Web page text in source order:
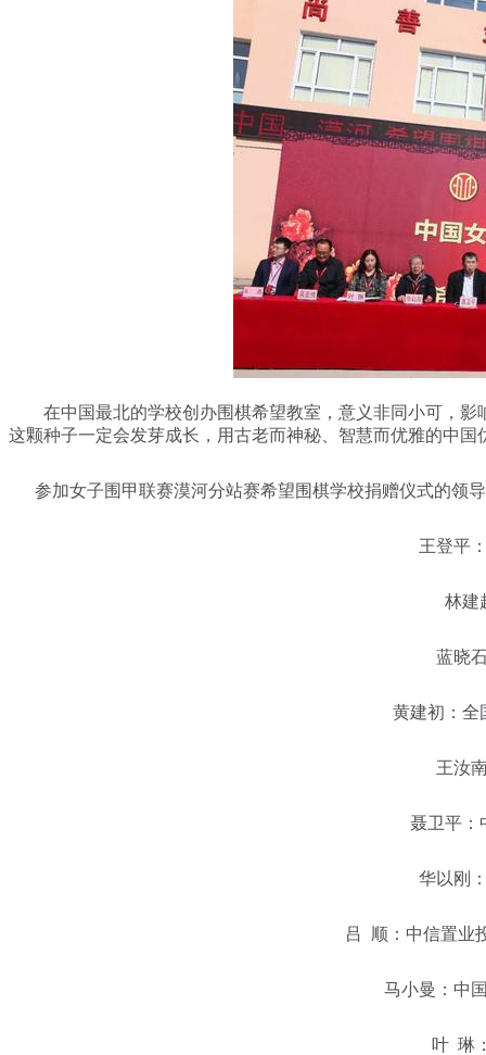
在中国最北的学校创办围棋希望教室，意义非同小可，影
这颗种子一定会发芽成长，用古老而神秘、智慧而优雅的中
参加女子围甲联赛漠河分站赛希望围棋学校捐赠仪式的领
王登平：
林建超
蓝晓石
黄建初：全国
王汝南
聂卫平：中
华以刚：
吕 顺：中信置业投
马小曼：中国
叶 琳：